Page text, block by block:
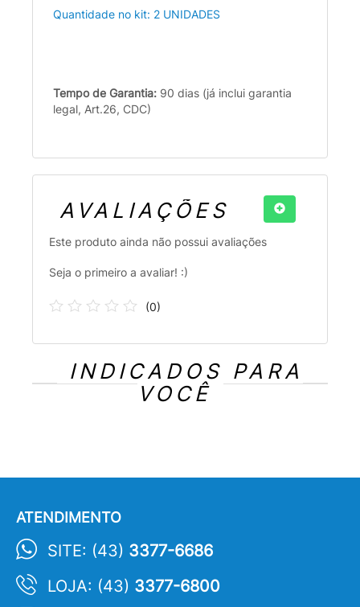
Quantidade no kit: 2 UNIDADES
Tempo de Garantia: 90 dias (já inclui garantia
legal, Art.26, CDC)
AVALIAÇÕES
Este produto ainda não possui avaliações
Seja o primeiro a avaliar! :)
(0)
INDICADOS PARA
VOCÊ
ATENDIMENTO
SITE: (43) 3377-6686
LOJA: (43) 3377-6800